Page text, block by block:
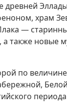
древней
храм
—
также новые
по